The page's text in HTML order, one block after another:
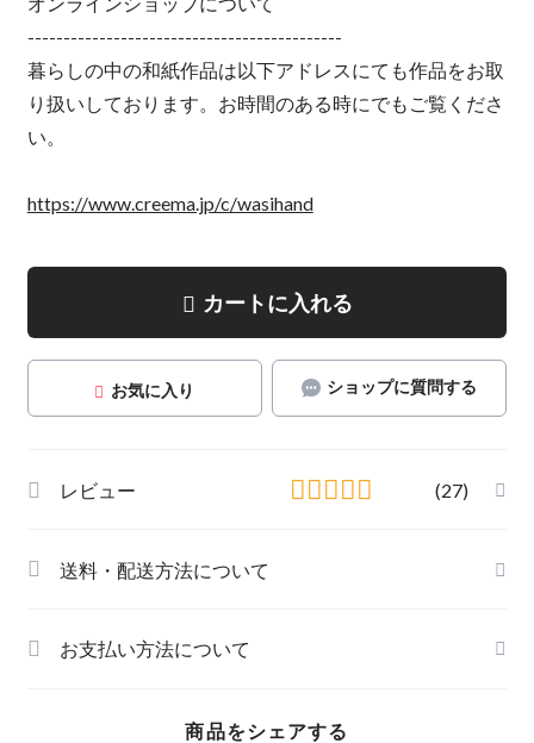
--------------------------------------------
暮らしの中の和紙作品は以下アドレスにても作品をお取
り扱いしております。お時間のある時にでもご覧くださ
い。
https://www.creema.jp/c/wasihand
カートに入れる
お気に入り ショップに質問する
レビュー (27)
送料・配送方法について
お支払い方法について
商品をシェアする